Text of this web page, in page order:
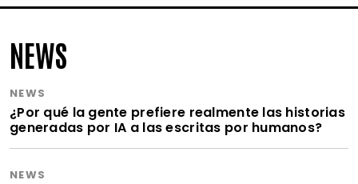
NEWS
NEWS
¿Por qué la gente prefiere realmente las historias
generadas por IA a las escritas por humanos?
NEWS